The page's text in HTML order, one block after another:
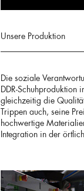
Unsere Produktion
Die soziale
DDR-
gleichzeitig die
Trippen auch, seine
hochwertige
Integration in der